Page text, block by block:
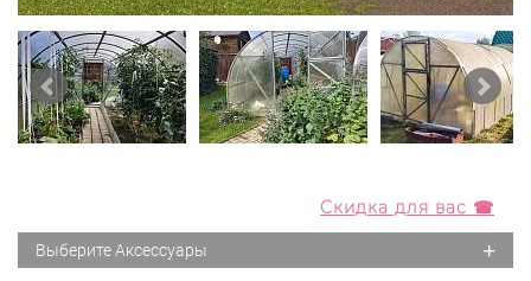
Скидка для вас ☎
Выберите Аксессуары +